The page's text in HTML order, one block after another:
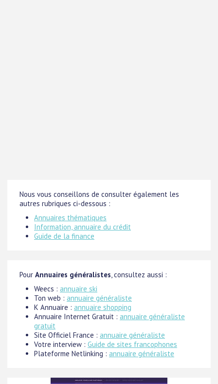
Nous vous conseillons de consulter également les
autres rubriques ci-dessous :
Annuaires thématiques
Information, annuaire du crédit
Guide de la finance
Pour Annuaires généralistes , consultez aussi :
Weecs : annuaire ski
Ton web : annuaire généraliste
K Annuaire : annuaire shopping
Annuaire Internet Gratuit : annuaire généraliste
gratuit
Site Officiel France : annuaire généraliste
Votre interview : Guide de sites francophones
Plateforme Netlinking : annuaire généraliste